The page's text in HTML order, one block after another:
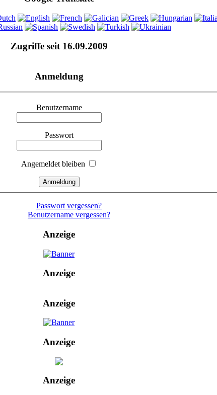
Zugriffe seit 16.09.2009
Anmeldung
Benutzername
Passwort
Angemeldet bleiben
Passwort vergessen?
Benutzername vergessen?
Anzeige
Anzeige
Anzeige
Anzeige
Anzeige